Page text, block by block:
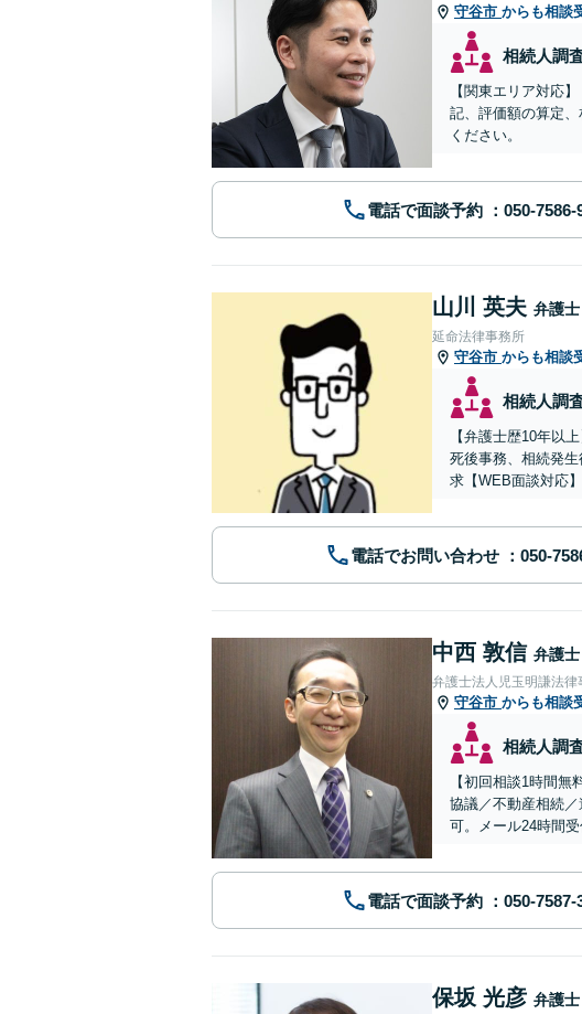
守谷市 からも相談
相続人調
【関東エリア対応
記、評価額の算定
ください。
電話で面談予約
山川 英夫 弁護士
延命法律事務所
守谷市 からも相談
相続人調
【弁護士歴10年以
死後事務、相続発
求【WEB面談対応】
電話でお問い合わせ
中西 敦信 弁護士
弁護士法人児玉明謙法律
守谷市 からも相談
相続人調
【初回相談1時間
協議／不動産相続
可。メール24時間
電話で面談予約
保坂 光彦 弁護士